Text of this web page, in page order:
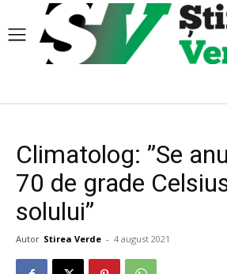
Climatolog: ”Se
70 de grade
solului”
Autor Stirea Verde - 4 august 2021